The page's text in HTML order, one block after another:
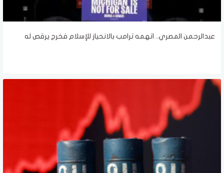
عبدالرحمن المصري.. اتهمه ترامب بالانحياز للإسلام فخرج يرقص له